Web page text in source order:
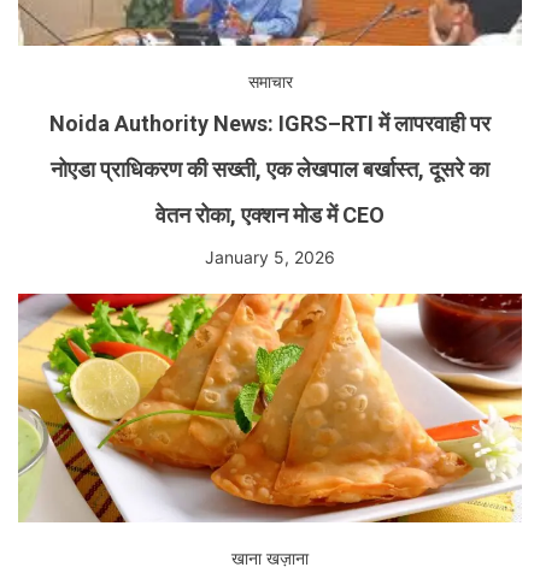
समाचार
Noida Authority News: IGRS–RTI में लापरवाही पर
नोएडा प्राधिकरण की सख्ती, एक लेखपाल बर्खास्त, दूसरे का
वेतन रोका, एक्शन मोड में CEO
January 5, 2026
खाना खज़ाना